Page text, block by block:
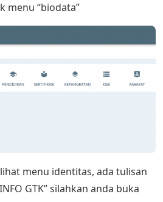
menu “biodata”
menu identitas, ada tulisan
GTK” silahkan anda buka